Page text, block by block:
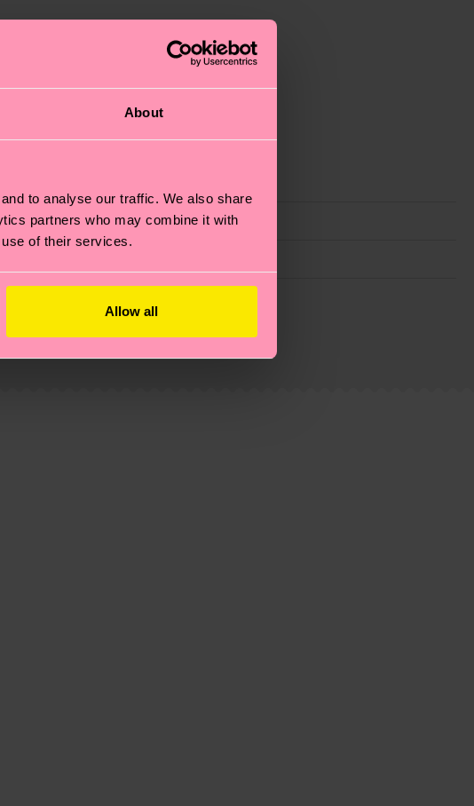
About
to analyse our traffic. We also share
partners who may combine it with
of their services.
Allow all
die Reduzierung von Emissionen, die richtige Pflege von
findest duhier. Die Lieferzeit beginnt sobald deine Bestellung
von der lokalen Post in deinem Land abhängt.